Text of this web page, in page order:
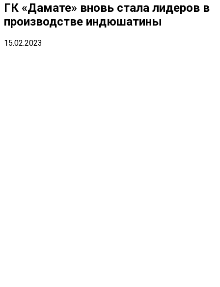
ГК «Дамате» вновь стала лидеров в
производстве индюшатины
15.02.2023